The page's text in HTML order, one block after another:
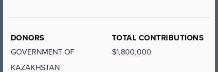
DONORS
GOVERNMENT OF
KAZAKHSTAN
TOTAL CONTRIBUTIONS
$1,800,000